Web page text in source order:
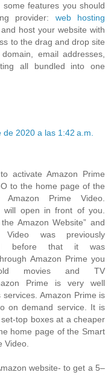
features you should
provider: web hosting
host your website with
to the drag and drop site
email addresses,
all bundled into one
de 2020 a las 1:42 a.m.
activate Amazon Prime
to the home page of the
Prime Video.
will open in front of you.
Amazon Website” and
was previously
before that it was
Amazon Prime you
movies and TV
Prime is very well
Amazon Prime is
on demand service. It is
top boxes at a cheaper
home page of the Smart
Video.
website- to get a 5–